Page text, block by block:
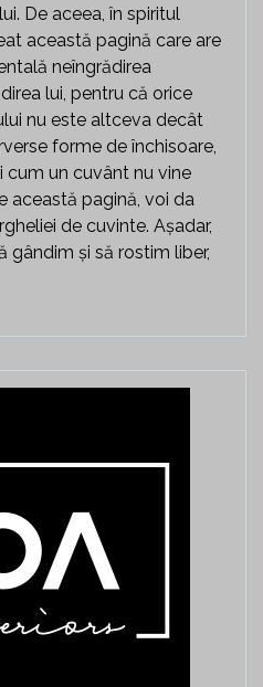
De aceea, în spiritul
această pagină care are
neîngrădirea
lui, pentru că orice
nu este altceva decât
forme de închisoare,
cum un cuvânt nu vine
această pagină, voi da
de cuvinte. Așadar,
gândim și să rostim liber,